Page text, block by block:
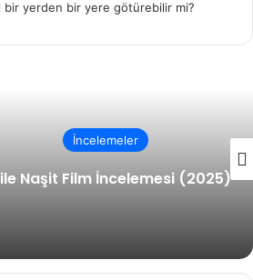
bir yerden bir yere götürebilir mi?
İncelemeler
Film İncelemesi (2025)